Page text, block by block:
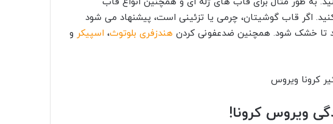
اگر قاب گوشیتان، چرمی یا تزئینی است، پیشنهاد می شود
تا خشک شود. همچنین ضدعفونی کردن هندزفری بلوتوث، اسپیکر و
ویروس کرونا!